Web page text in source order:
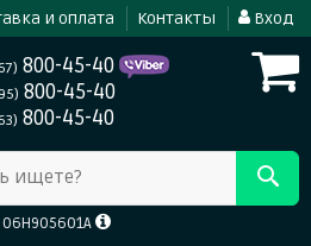
и оплата Контакты Вход
800-45-40
800-45-40
800-45-40
ищете?